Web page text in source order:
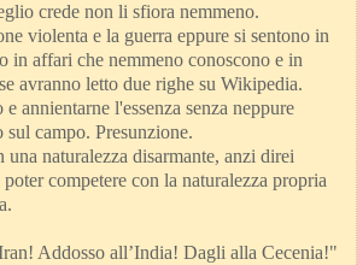
crede non li sfiora nemmeno.
violenta e la guerra eppure si sentono in
in affari che nemmeno conoscono e in
avranno letto due righe su Wikipedia.
annientarne l'essenza senza neppure
sul campo. Presunzione.
naturalezza disarmante, anzi direi
competere con la naturalezza propria
Addosso all’India! Dagli alla Cecenia!"